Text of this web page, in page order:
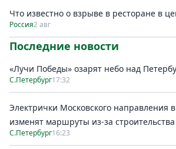
Что известно о взрыве в ресторане в
Россия2 авг
Последние новости
«Лучи Победы» озарят небо над
С.Петербург17:32
Электрички Московского направления
изменят маршруты из-за
С.Петербург16:23